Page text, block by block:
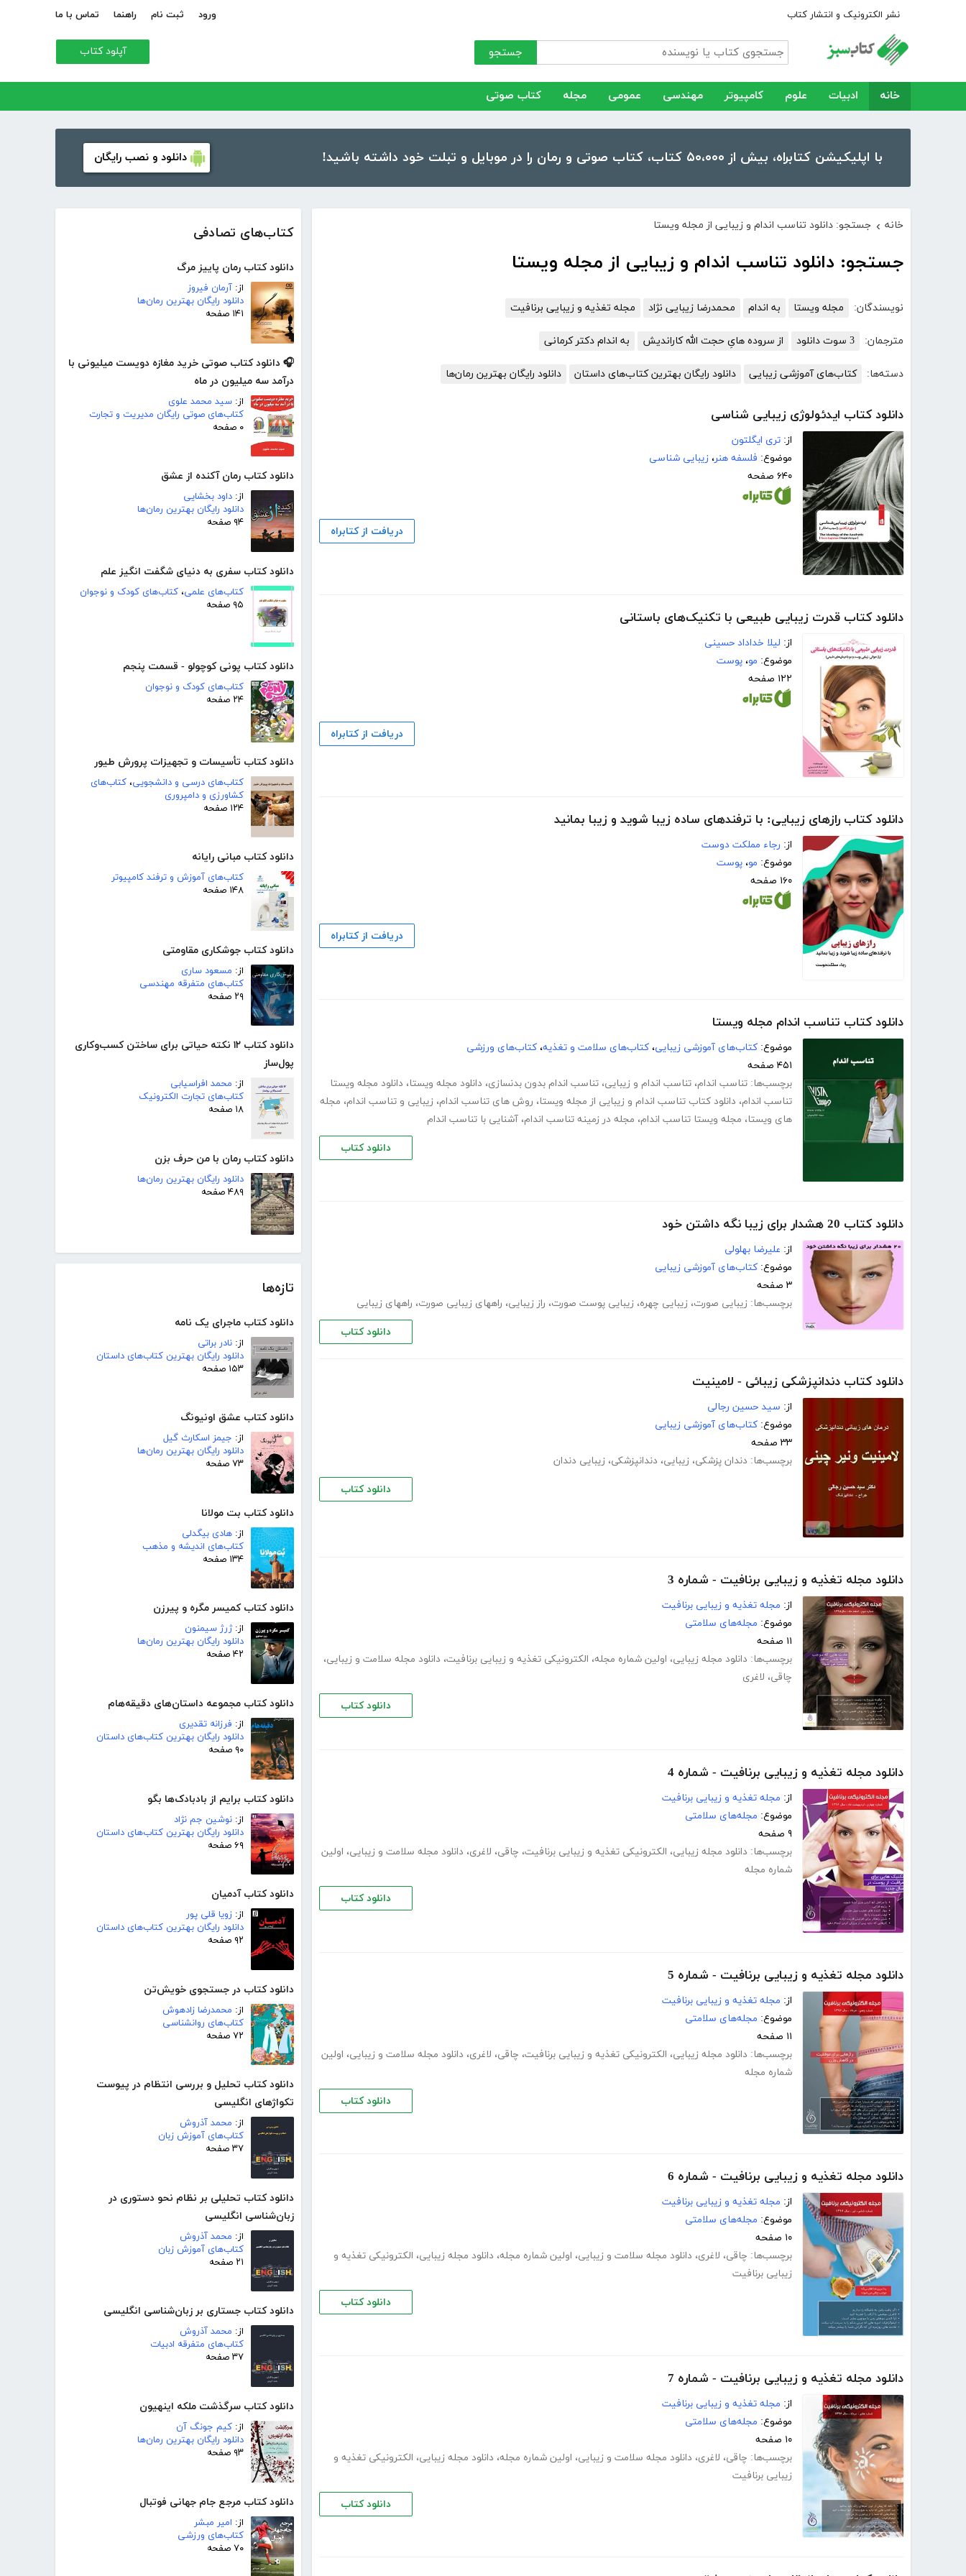
نشر الکترونیک و انتشار کتاب ورود ثبت نام راهنما تماس با ما
جستجو آپلود کتاب
خانه ادبیات علوم کامپیوتر مهندسی عمومی مجله کتاب صوتی
با اپلیکیشن کتابراه، بیش از ۵۰،۰۰۰ کتاب، کتاب صوتی و رمان را در موبایل و تبلت خود داشته باشید! دانلود و نصب رایگان
کتاب‌های تصادفی
دانلود کتاب رمان پاییز مرگ
از: آرمان فیروز
دانلود رایگان بهترین رمان‌ها
۱۴۱ صفحه
🎧 دانلود کتاب صوتی خرید مغازه دویست میلیونی با
درآمد سه میلیون در ماه
از: سید محمد علوی
کتاب‌های صوتی رایگان مدیریت و تجارت
۰ صفحه
دانلود کتاب رمان آکنده از عشق
از: داود بخشایی
دانلود رایگان بهترین رمان‌ها
۹۴ صفحه
دانلود کتاب سفری به دنیای شگفت انگیز علم
کتاب‌های علمی، کتاب‌های کودک و نوجوان
۹۵ صفحه
دانلود کتاب پونی کوچولو - قسمت پنجم
کتاب‌های کودک و نوجوان
۲۴ صفحه
دانلود کتاب تأسیسات و تجهیزات پرورش طیور
کتاب‌های درسی و دانشجویی، کتاب‌های
کشاورزی و دامپروری
۱۲۴ صفحه
دانلود کتاب مبانی رایانه
کتاب‌های آموزش و ترفند کامپیوتر
۱۴۸ صفحه
دانلود کتاب جوشکاری مقاومتی
از: مسعود ساری
کتاب‌های متفرقه مهندسی
۲۹ صفحه
دانلود کتاب ۱۲ نکته حیاتی برای ساختن کسب‌وکاری
پول‌ساز
از: محمد افراسیابی
کتاب‌های تجارت الکترونیک
۱۸ صفحه
دانلود کتاب رمان با من حرف بزن
دانلود رایگان بهترین رمان‌ها
۴۸۹ صفحه
تازه‌ها
دانلود کتاب ماجرای یک نامه
از: نادر براتی
دانلود رایگان بهترین کتاب‌های داستان
۱۵۳ صفحه
دانلود کتاب عشق اونیونگ
از: جیمز اسکارث گیل
دانلود رایگان بهترین رمان‌ها
۷۳ صفحه
دانلود کتاب بت مولانا
از: هادی بیگدلی
کتاب‌های اندیشه و مذهب
۱۳۴ صفحه
دانلود کتاب کمیسر مگره و پیرزن
از:ژرژ سیمنون
دانلود رایگان بهترین رمان‌ها
۴۲ صفحه
دانلود کتاب مجموعه داستان‌های دقیقه‌هام
از: فرزانه تقدیری
دانلود رایگان بهترین کتاب‌های داستان
۹۰ صفحه
دانلود کتاب برایم از بادبادک‌ها بگو
از: نوشین جم نژاد
دانلود رایگان بهترین کتاب‌های داستان
۶۹ صفحه
دانلود کتاب آدمیان
از: زویا قلی پور
دانلود رایگان بهترین کتاب‌های داستان
۹۲ صفحه
دانلود کتاب در جستجوی خویش‌تن
از: محمدرضا زادهوش
کتاب‌های روانشناسی
۷۲ صفحه
دانلود کتاب تحلیل و بررسی انتظام در پیوست
تکواژهای انگلیسی
از: محمد آذروش
کتاب‌های آموزش زبان
۳۷ صفحه
دانلود کتاب تحلیلی بر نظام نحو دستوری در
زبان‌شناسی انگلیسی
از: محمد آذروش
کتاب‌های آموزش زبان
۲۱ صفحه
دانلود کتاب جستاری بر زبان‌شناسی انگلیسی
از: محمد آذروش
کتاب‌های متفرقه ادبیات
۳۷ صفحه
دانلود کتاب سرگذشت ملکه اینهیون
از: کیم جونگ آن
دانلود رایگان بهترین رمان‌ها
۹۳ صفحه
دانلود کتاب مرجع جام جهانی فوتبال
از: امیر مبشر
کتاب‌های ورزشی
۷۰ صفحه
خانه › جستجو: دانلود تناسب اندام و زیبایی از مجله ویستا
جستجو: دانلود تناسب اندام و زیبایی از مجله ویستا
نویسندگان: مجله ویستا به اندام محمدرضا زیبایی نژاد مجله تغذیه و زیبایی برنافیت
مترجمان: 3 سوت دانلود از سروده هایِ حجت الله کاراندیش به اندام دکتر کرمانی
دسته‌ها: کتاب‌های آموزشی زیبایی دانلود رایگان بهترین کتاب‌های داستان دانلود رایگان بهترین رمان‌ها
دانلود کتاب ایدئولوژی زیبایی شناسی
از: تری ایگلتون
موضوع: فلسفه هنر، زیبایی شناسی
۶۴۰ صفحه
دریافت از کتابراه
دانلود کتاب قدرت زیبایی طبیعی با تکنیک‌های باستانی
از: لیلا خداداد حسینی
موضوع: مو، پوست
۱۲۲ صفحه
دریافت از کتابراه
دانلود کتاب رازهای زیبایی: با ترفندهای ساده زیبا شوید و زیبا بمانید
از: رجاء مملکت دوست
موضوع: مو، پوست
۱۶۰ صفحه
دریافت از کتابراه
دانلود کتاب تناسب اندام مجله ویستا
موضوع: کتاب‌های آموزشی زیبایی، کتاب‌های سلامت و تغذیه، کتاب‌های ورزشی
۴۵۱ صفحه
برچسب‌ها: تناسب اندام، تناسب اندام و زیبایی، تناسب اندام بدون بدنسازی، دانلود مجله ویستا، دانلود مجله ویستا
تناسب اندام، دانلود کتاب تناسب اندام و زیبایی از مجله ویستا، روش های تناسب اندام، زیبایی و تناسب اندام، مجله
های ویستا، مجله ویستا تناسب اندام، مجله در زمینه تناسب اندام، آشنایی با تناسب اندام
دانلود کتاب
دانلود کتاب 20 هشدار برای زیبا نگه داشتن خود
از: علیرضا بهلولی
موضوع: کتاب‌های آموزشی زیبایی
۳ صفحه
برچسب‌ها: زیبایی صورت، زیبایی چهره، زیبایی پوست صورت، راز زیبایی، راههای زیبایی صورت، راههای زیبایی
دانلود کتاب
دانلود کتاب دندانپزشکی زیبائی - لامینیت
از: سید حسین رجالی
موضوع: کتاب‌های آموزشی زیبایی
۳۳ صفحه
برچسب‌ها: دندان پزشکی، زیبایی، دندانپزشکی، زیبایی دندان
دانلود کتاب
دانلود مجله تغذیه و زیبایی برنافیت - شماره 3
از: مجله تغذیه و زیبایی برنافیت
موضوع: مجله‌های سلامتی
۱۱ صفحه
برچسب‌ها: دانلود مجله زیبایی، اولین شماره مجله، الکترونیکی تغذیه و زیبایی برنافیت، دانلود مجله سلامت و زیبایی،
چاقی، لاغری
دانلود کتاب
دانلود مجله تغذیه و زیبایی برنافیت - شماره 4
از: مجله تغذیه و زیبایی برنافیت
موضوع: مجله‌های سلامتی
۹ صفحه
برچسب‌ها: دانلود مجله زیبایی، الکترونیکی تغذیه و زیبایی برنافیت، چاقی، لاغری، دانلود مجله سلامت و زیبایی، اولین
شماره مجله
دانلود کتاب
دانلود مجله تغذیه و زیبایی برنافیت - شماره 5
از: مجله تغذیه و زیبایی برنافیت
موضوع: مجله‌های سلامتی
۱۱ صفحه
برچسب‌ها: دانلود مجله زیبایی، الکترونیکی تغذیه و زیبایی برنافیت، چاقی، لاغری، دانلود مجله سلامت و زیبایی، اولین
شماره مجله
دانلود کتاب
دانلود مجله تغذیه و زیبایی برنافیت - شماره 6
از: مجله تغذیه و زیبایی برنافیت
موضوع: مجله‌های سلامتی
۱۰ صفحه
برچسب‌ها: چاقی، لاغری، دانلود مجله سلامت و زیبایی، اولین شماره مجله، دانلود مجله زیبایی، الکترونیکی تغذیه و
زیبایی برنافیت
دانلود کتاب
دانلود مجله تغذیه و زیبایی برنافیت - شماره 7
از: مجله تغذیه و زیبایی برنافیت
موضوع: مجله‌های سلامتی
۱۰ صفحه
برچسب‌ها: چاقی، لاغری، دانلود مجله سلامت و زیبایی، اولین شماره مجله، دانلود مجله زیبایی، الکترونیکی تغذیه و
زیبایی برنافیت
دانلود کتاب